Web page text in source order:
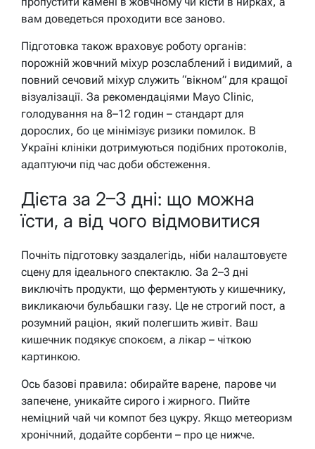
вам доведеться проходити все заново.
Підготовка також враховує роботу органів:
порожній жовчний міхур розслаблений і видимий, а
повний сечовий міхур служить “вікном” для кращої
візуалізації. За рекомендаціями Mayo Clinic,
голодування на 8–12 годин – стандарт для
дорослих, бо це мінімізує ризики помилок. В
Україні клініки дотримуються подібних протоколів,
адаптуючи під час доби обстеження.
Дієта за 2–3 дні: що можна
їсти, а від чого відмовитися
Почніть підготовку заздалегідь, ніби налаштовуєте
сцену для ідеального спектаклю. За 2–3 дні
виключіть продукти, що ферментують у кишечнику,
викликаючи бульбашки газу. Це не строгий пост, а
розумний раціон, який полегшить живіт. Ваш
кишечник подякує спокоєм, а лікар – чіткою
картинкою.
Ось базові правила: обирайте варене, парове чи
запечене, уникайте сирого і жирного. Пийте
неміцний чай чи компот без цукру. Якщо метеоризм
хронічний, додайте сорбенти – про це нижче.